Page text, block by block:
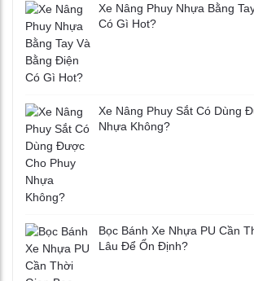
Xe Nâng Phuy Nhựa Bằng
Có Gì Hot?
Xe Nâng Phuy Sắt Có Dùng
Nhựa Không?
Bọc Bánh Xe Nhựa PU Cần
Lâu Để Ổn Định?